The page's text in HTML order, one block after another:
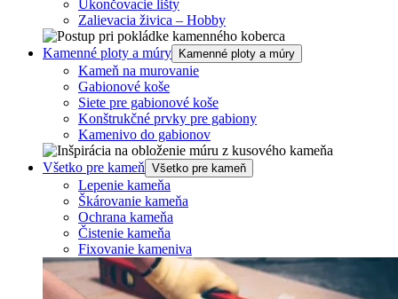
Ukončovacie lišty
Zalievacia živica – Hobby
Kamenné ploty a múry Kamenné ploty a múry
Kameň na murovanie
Gabionové koše
Siete pre gabionové koše
Konštrukčné prvky pre gabiony
Kamenivo do gabionov
Všetko pre kameň Všetko pre kameň
Lepenie kameňa
Škárovanie kameňa
Ochrana kameňa
Čistenie kameňa
Fixovanie kameniva